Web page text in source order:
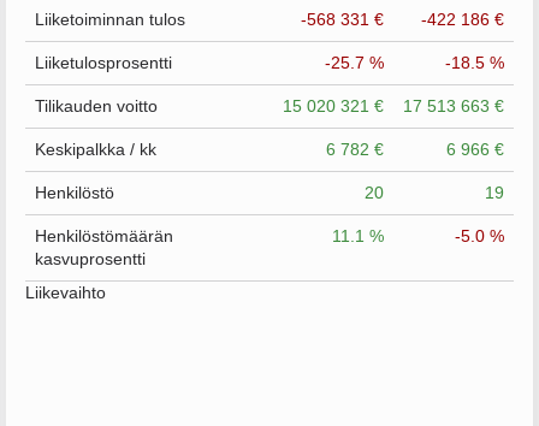
Liiketoiminnan tulos -568 331 € -422 186 €
Liiketulosprosentti -25.7 % -18.5 %
Tilikauden voitto 15 020 321 € 17 513 663 €
Keskipalkka / kk 6 782 € 6 966 €
Henkilöstö 20 19
Henkilöstömäärän
kasvuprosentti
11.1 % -5.0 %
Liikevaihto